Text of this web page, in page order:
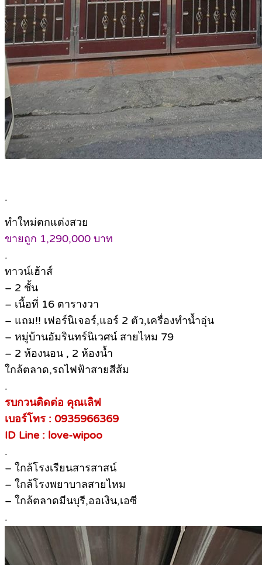
.
ทำใหม่ตกแต่งสวย
ขายถูก 1,290,000 บาท
.
ทาวน์เฮ้าส์
– 2 ชั้น
– เนื้อที่ 16 ตารางวา
– แถม!! เฟอร์นิเจอร์,แอร์ 2 ตัว,เครื่องทำน้ำอุ่น
– หมู่บ้านอัมรินทร์นิเวศน์ สายไหม 79
– 2 ห้องนอน , 2 ห้องน้ำ
ใกล้ตลาด,รถไฟฟ้าสายสีส้ม
.
รบกวนติดต่อ คุณเลิฟ
เบอร์โทร : 0935966369
ID Line : love-wipoo
.
– ใกล้โรงเรียนสารสาสน์
– ใกล้โรงพยาบาลสายไหม
– ใกล้ตลาดมีนบุรี,ออเงิน,เอซี
.